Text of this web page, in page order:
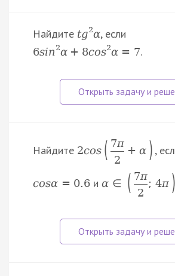
Найдите tg2α, если
6sin 2α + 8cos2α = 7.
Найдите 2cos ( 7π
2
+ α ) ,
cosα = 0.6 иα ∈ ( 7π
2
; 4π )